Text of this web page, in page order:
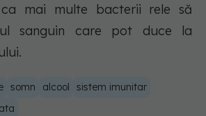
mai multe bacterii rele să
sanguin care pot duce la
somn alcool
sistem imunitar